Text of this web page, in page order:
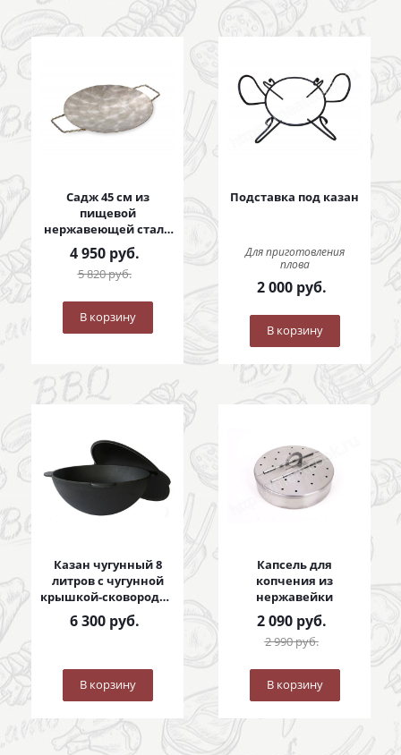
Садж 45 см из
пищевой
нержавеющей стали
с коваными ручками
4 950руб.
5 820руб.
В корзину
Подставка под казан
Для приготовления
плова
2 000руб.
В корзину
Казан чугунный 8
литров с чугунной
крышкой-сковородой
8 литров
6 300руб.
В корзину
Капсель для
копчения из
нержавейки
2 090руб.
2 990руб.
В корзину